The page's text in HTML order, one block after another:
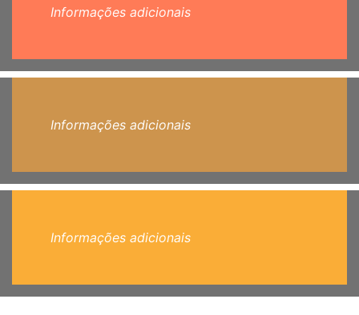
Informações adicionais
Informações adicionais
Informações adicionais